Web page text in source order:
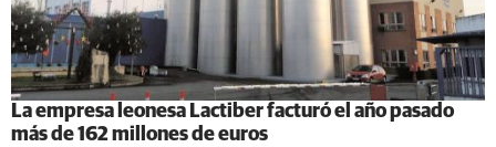
La empresa leonesa Lactiber facturó el año pasado
más de 162 millones de euros